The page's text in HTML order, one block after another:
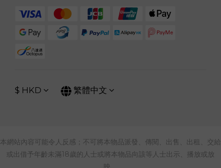
$ HKD 繁體中文
本網站內容可能令人反感；不可將本物品派發、傳閱、出售、出租、交給
或出借予年齡未滿18歲的人士或將本物品向該等人士出示、播放或放